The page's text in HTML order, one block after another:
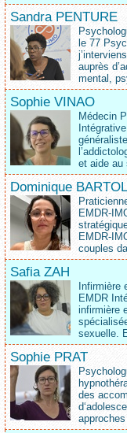
Sandra PENTURE
le 77
auprès
mental,
Sophie VINAO
Médecin
et aide au
Dominique
EMDR-
EMDR-
couples
Safia ZAH
Infirmière
EMDR
infirmière
sexuelle.
Sophie PRAT
des